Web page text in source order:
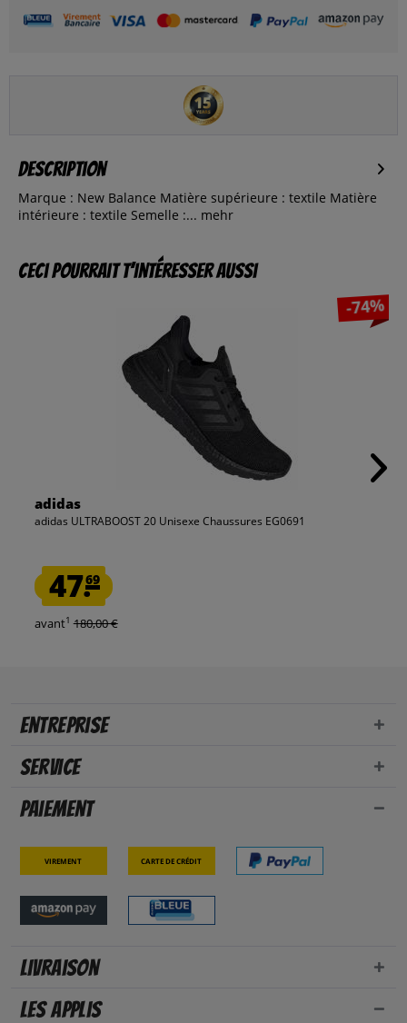
Description
Marque : New Balance Matière supérieure : textile Matière
intérieure : textile Semelle :... mehr
Ceci pourrait t’intéresser aussi
-74%
adidas
adidas ULTRABOOST 20 Unisexe Chaussures EG0691
47.69
avant1 180,00 €
Entreprise
Service
Paiement
Virement Carte de crédit
Livraison
Les applis